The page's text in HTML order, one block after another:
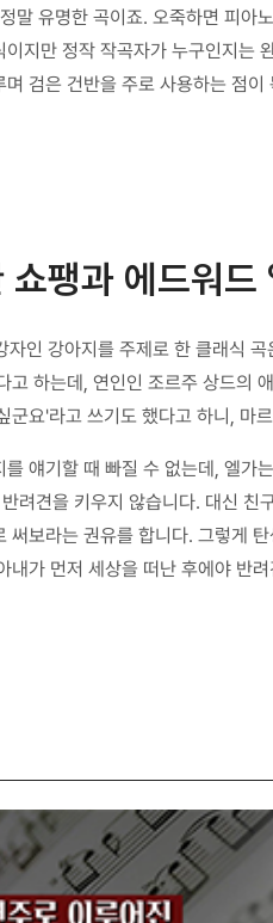
말 유명한 곡이죠. 오죽하면 피아
지만 정작 작곡자가 누구인지는
며 검은 건반을 주로 사용하는 점
쇼팽과 에드워드
자인 강아지를 주제로 한 클래식
고 하는데, 연인인 조르주 상드
군요'라고 쓰기도 했다고 하니, 마
얘기할 때 빠질 수 없는데, 엘가
려견을 키우지 않습니다. 대신 친
써보라는 권유를 합니다. 그렇게
내가 먼저 세상을 떠난 후에야 반